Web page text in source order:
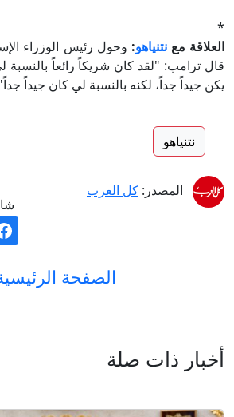
*
العلاقة معنتنياهو: وحول رئيس الوزراء
قال ترامب: "لقد كان شريكاً رائعاً بالنسبة
يكن جيداً جداً، لكنه بالنسبة لي كان جيداً
نتنياهو
المصدر: كل العرب
الصفحة
أخبار ذات صلة